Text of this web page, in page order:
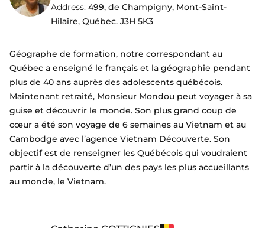
Address: 499, de Champigny, Mont-Saint-
Hilaire, Québec. J3H 5K3
Géographe de formation, notre correspondant au
Québec a enseigné le français et la géographie pendant
plus de 40 ans auprès des adolescents québécois.
Maintenant retraité, Monsieur Mondou peut voyager à sa
guise et découvrir le monde. Son plus grand coup de
cœur a été son voyage de 6 semaines au Vietnam et au
Cambodge avec l’agence Vietnam Découverte. Son
objectif est de renseigner les Québécois qui voudraient
partir à la découverte d’un des pays les plus accueillants
au monde, le Vietnam.